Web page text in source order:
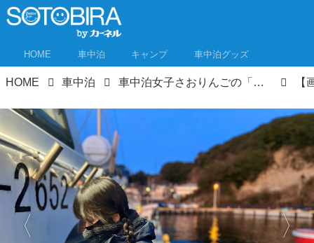
HOME 車中泊 キャンプ 車中泊グッズ
HOME 車中泊 車中泊女子さおりんごの「食べるまでが車中泊★」キャッチ＆スリープ② 北茨城でタチウオ釣り